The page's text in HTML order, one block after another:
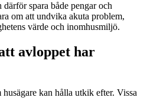
spara både pengar och
om att undvika akuta problem,
värde och inomhusmiljö.
avloppet har
kan hålla utkik efter. Vissa